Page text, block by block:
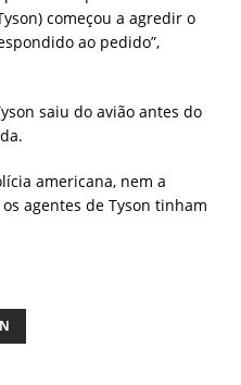
começou a agredir o
ao pedido”,
saiu do avião antes do
americana, nem a
agentes de Tyson tinham